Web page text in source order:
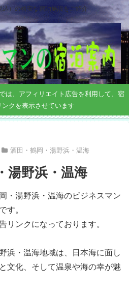
）の格安な宿泊施設をご紹介
は、アフィリエイト広告を利用して、宿
クを表示させています
酒田・鶴岡・湯野浜・温海
湯野浜・温海
・湯野浜・温海のビジネスマン
す。
リンクになっております。
浜・温海地域は、日本海に面し
文化、そして温泉や海の幸が魅